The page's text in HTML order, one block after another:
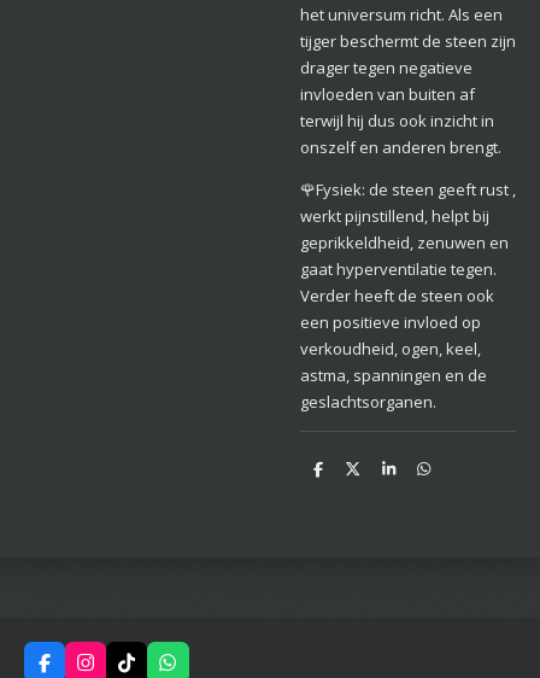
het universum richt. Als een
tijger beschermt de steen zijn
drager tegen negatieve
invloeden van buiten af
terwijl hij dus ook inzicht in
onszelf en anderen brengt.
🌹Fysiek: de steen geeft rust ,
werkt pijnstillend, helpt bij
geprikkeldheid, zenuwen en
gaat hyperventilatie tegen.
Verder heeft de steen ook
een positieve invloed op
verkoudheid, ogen, keel,
astma, spanningen en de
geslachtsorganen.
D
D
S
D
F
I
T
W